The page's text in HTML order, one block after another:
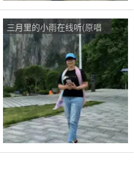
三月里的小雨在线听(原唱
是兔小贝)，月在水左演唱
点播:53次